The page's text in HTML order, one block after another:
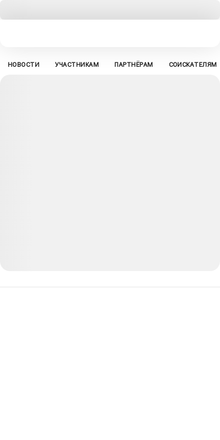
НОВОСТИ УЧАСТНИКАМ ПАРТНЁРАМ СОИСКАТЕЛЯМ